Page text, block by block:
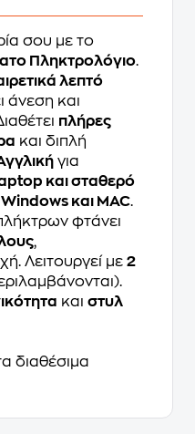
σου με το
Πληκτρολόγιο.
λεπτό
άνεση και
πλήρες
και διπλή
για
και σταθερό
Windows και MAC.
φτάνει
,
Λειτουργεί με 2
και στυλ
διαθέσιμα